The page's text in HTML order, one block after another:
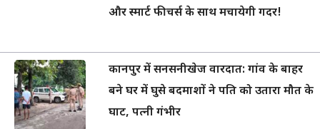
और स्मार्ट फीचर्स के साथ मचायेगी गदर!
कानपुर में सनसनीखेज वारदात: गांव के बाहर
बने घर में घुसे बदमाशों ने पति को उतारा मौत के
घाट, पत्नी गंभीर